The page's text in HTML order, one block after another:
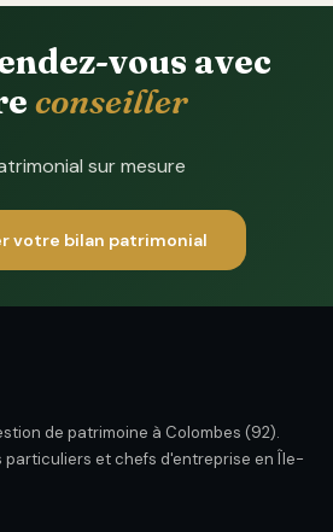
vous avec
conseiller
sur mesure
votre bilan patrimonial
de patrimoine à Colombes (92).
particuliers et chefs d'entreprise en Île-